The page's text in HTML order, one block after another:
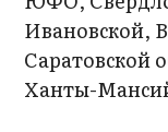
Ивановской,
Саратовской
Ханты-